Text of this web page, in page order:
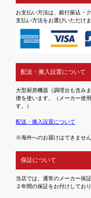
お支払い方法は、銀行振込・
支払い方法をお選びいただけま
配送・搬入設置について
大型厨房機器（調理台も含み
便を使います。（メーカー使
す。）
配送・搬入設置について
※海外へのお届けはできません
保証について
当店では、通常のメーカー保
２年間の保証をお付けしており